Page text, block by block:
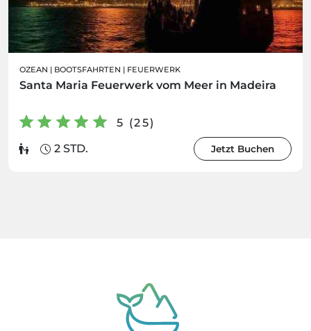
OZEAN | BOOTSFAHRTEN | FEUERWERK
Santa Maria Feuerwerk vom Meer in Madeira
5 (25)
2 STD.
Jetzt Buchen